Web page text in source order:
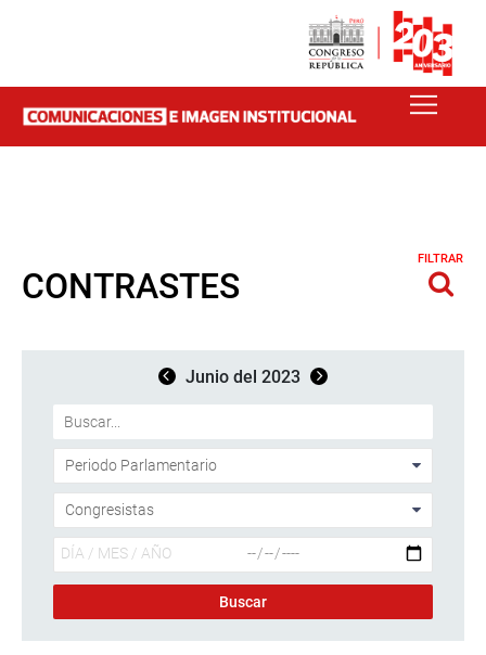
CONTRASTES
FILTRAR
Junio del 2023